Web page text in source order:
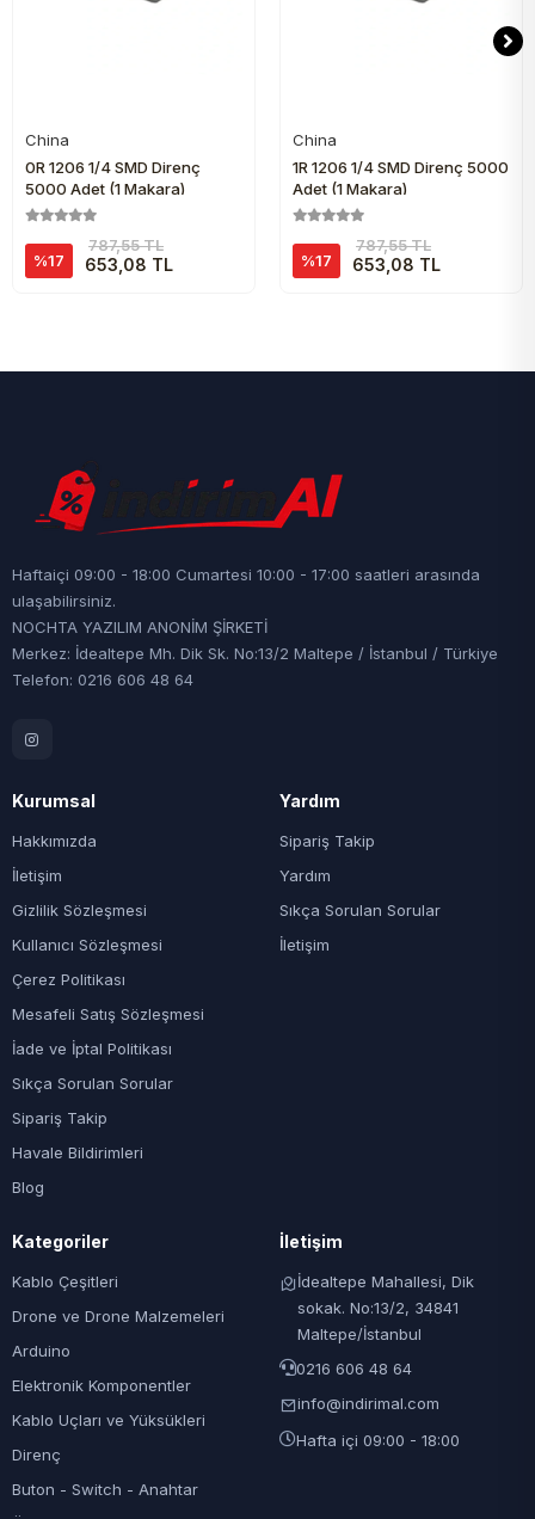
China
0R 1206 1/4 SMD Direnç
5000 Adet (1 Makara)
%17
787,55 TL
653,08 TL
China
1R 1206 1/4 SMD Direnç 5000
Adet (1 Makara)
%17
787,55 TL
653,08 TL
Haftaiçi 09:00 - 18:00 Cumartesi 10:00 - 17:00 saatleri arasında
ulaşabilirsiniz.
NOCHTA YAZILIM ANONİM ŞİRKETİ
Merkez: İdealtepe Mh. Dik Sk. No:13/2 Maltepe / İstanbul / Türkiye
Telefon: 0216 606 48 64
Kurumsal
Hakkımızda
İletişim
Gizlilik Sözleşmesi
Kullanıcı Sözleşmesi
Çerez Politikası
Mesafeli Satış Sözleşmesi
İade ve İptal Politikası
Sıkça Sorulan Sorular
Sipariş Takip
Havale Bildirimleri
Blog
Yardım
Sipariş Takip
Yardım
Sıkça Sorulan Sorular
İletişim
Kategoriler
Kablo Çeşitleri
Drone ve Drone Malzemeleri
Arduino
Elektronik Komponentler
Kablo Uçları ve Yüksükleri
Direnç
Buton - Switch - Anahtar
İletişim
İdealtepe Mahallesi, Dik
sokak. No:13/2, 34841
Maltepe/İstanbul
0216 606 48 64
info@indirimal.com
Hafta içi 09:00 - 18:00